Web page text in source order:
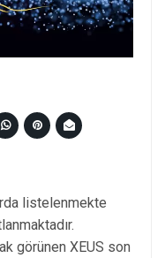
listelenmekte
görünen XEUS son